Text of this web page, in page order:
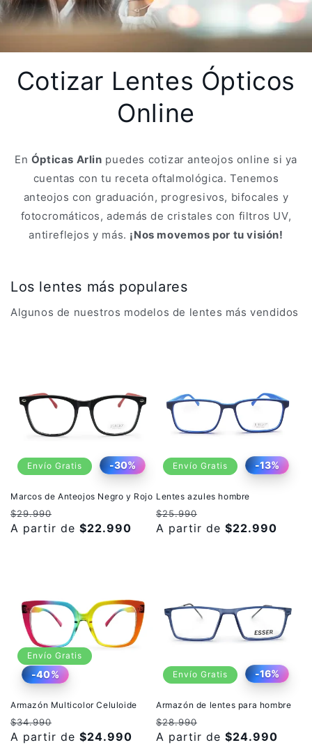
Cotizar Lentes Ópticos
Online
En Ópticas Arlin puedes cotizar anteojos online si ya
cuentas con tu receta oftalmológica. Tenemos
anteojos con graduación, progresivos, bifocales y
fotocromáticos, además de cristales con filtros UV,
antireflejos y más. ¡Nos movemos por tu visión!
Los lentes más populares
Algunos de nuestros modelos de lentes más vendidos
Envío Gratis -30%
Marcos de Anteojos Negro y Rojo
Precio
habitual
$29.990
de
A partir de $22.990
Envío Gratis -13%
Lentes azules hombre
Precio
habitual
$25.990
de
A partir de $22.990
Envío Gratis
-40%
Armazón Multicolor Celuloide
Precio
habitual
$34.990
de
A partir de $24.990
Envío Gratis -16%
Armazón de lentes para hombre
Precio
habitual
$28.990
de
A partir de $24.990